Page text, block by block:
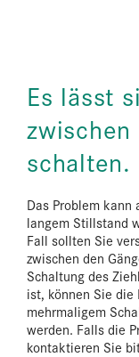
Es lässt
zwischen
schalten.
Das Problem
langem Stillstand
Fall sollten Sie
zwischen den
Schaltung des
ist, können Sie die
mehrmaligem
werden. Falls die
kontaktieren Sie